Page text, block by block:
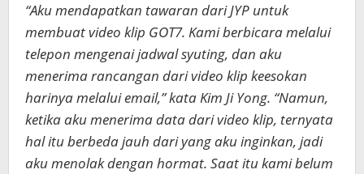
“Aku mendapatkan tawaran dari JYP untuk
membuat video klip GOT7. Kami berbicara melalui
telepon mengenai jadwal syuting, dan aku
menerima rancangan dari video klip keesokan
harinya melalui email,” kata Kim Ji Yong. “Namun,
ketika aku menerima data dari video klip, ternyata
hal itu berbeda jauh dari yang aku inginkan, jadi
aku menolak dengan hormat. Saat itu kami belum